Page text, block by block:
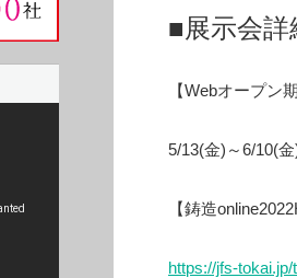
■展示会詳
【Webオープン
5/13(金)～6/10(
【鋳造
https://jfs-tokai.jp/